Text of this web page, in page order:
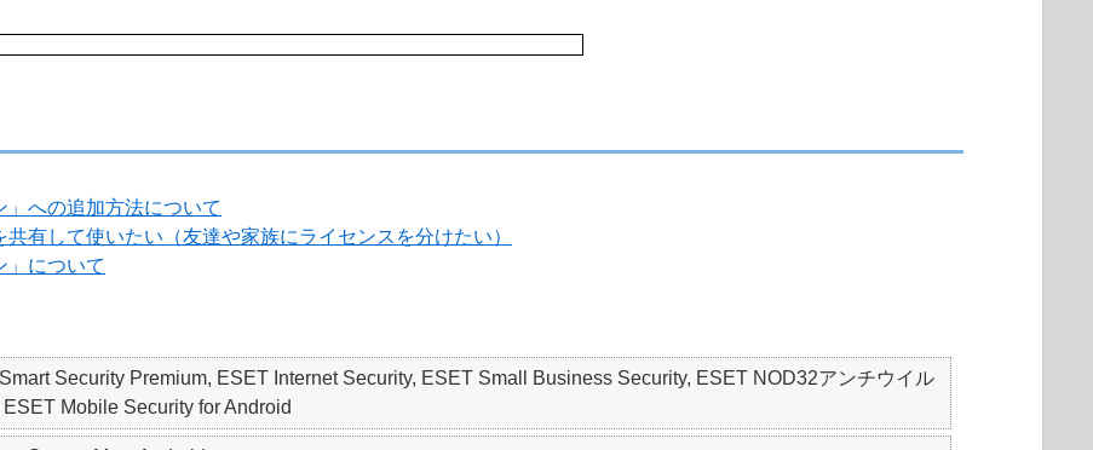
」への追加方法について
有して使いたい（友達や家族にライセンスを分けたい）
」について
Security Premium, ESET Internet Security, ESET Small Business Security, ESET NOD32アンチウイル
Mobile Security for Android